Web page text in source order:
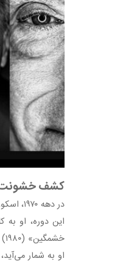
کشف خشونت و
در دهه
این دوره، او به
او به شمار